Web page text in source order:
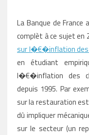
La Banque de France
complèt à ce sujet en
sur l�€�inflation des
en étudiant
l�€�inflation des
depuis 1995. Par
sur la restauration est
dû impliquer
sur le secteur (un